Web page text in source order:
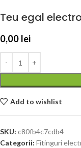
Teu egal
0,00 lei
Add to wishlist
SKU: c80fb4c7cdb4
Categorii: Fitinguri